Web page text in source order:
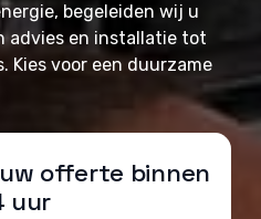
begeleiden wij u
advies en installatie tot
Kies voor een duurzame
offerte binnen
uur